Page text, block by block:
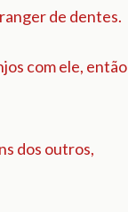
de dentes.
com ele, então
dos outros,